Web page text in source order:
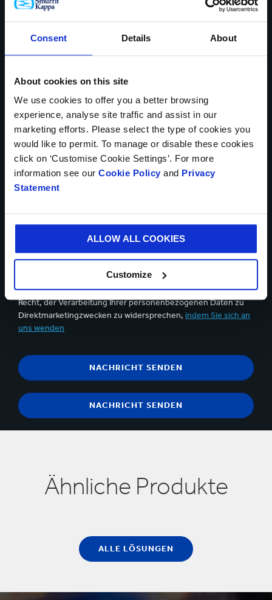
Consent Details About
About cookies on this site
We use cookies to offer you a better browsing
experience, analyse site traffic and assist in our
marketing efforts. Please select the type of cookies you
would like to permit. To manage or disable these cookies
click on ‘Customise Cookie Settings’. For more
information see our Cookie Policy and Privacy
Statement
ALLOW ALL COOKIES
Customize
Daten Upload
Ja, ich möchte Updates von Smurfit Kappa erhalten und
Sie können sich jederzeit über den Abmeldelink in der
Kommunikations-E-Mail abmelden.Sie haben jederzeit das
Recht, der Verarbeitung Ihrer personenbezogenen Daten zu
Direktmarketingzwecken zu widersprechen, indem Sie sich an
uns wenden
Ähnliche Produkte
ALLE LÖSUNGEN